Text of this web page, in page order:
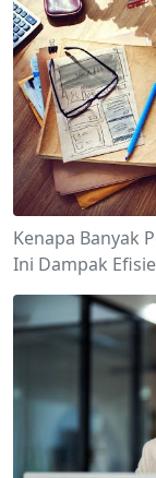
Kenapa Banyak
Ini Dampak